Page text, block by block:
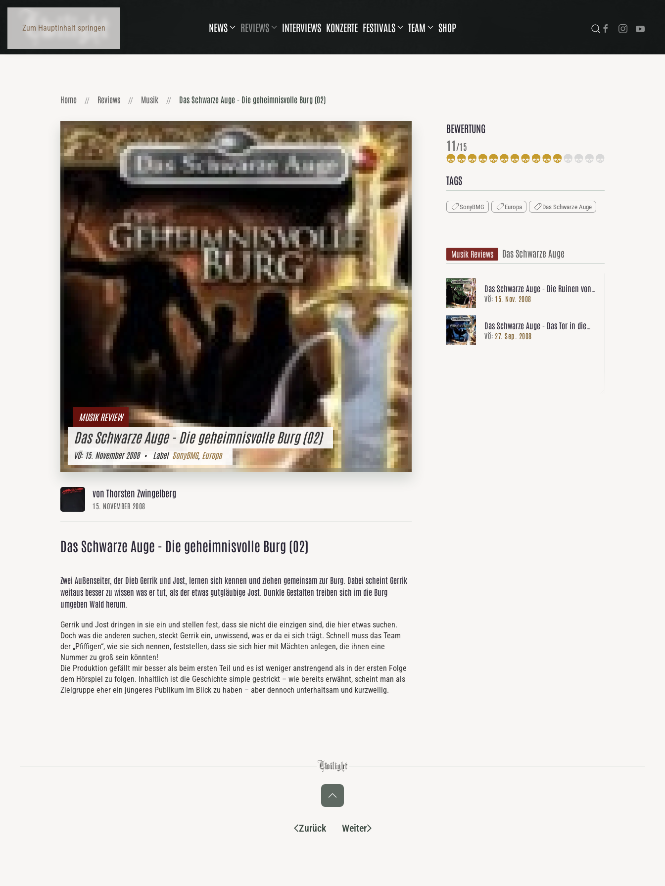
Zum Hauptinhalt springen NEWS REVIEWS INTERVIEWS KONZERTE FESTIVALS TEAM SHOP
Home Reviews Musik Das Schwarze Auge - Die geheimnisvolle Burg (02)
MUSIK REVIEW
Das Schwarze Auge - Die geheimnisvolle Burg (02)
VÖ:15. November 2008• Label SonyBMG, Europa
von Thorsten Zwingelberg
15. NOVEMBER 2008
Das Schwarze Auge - Die geheimnisvolle Burg (02)
Zwei Außenseiter, der Dieb Gerrik und Jost, lernen sich kennen und ziehen gemeinsam zur Burg. Dabei scheint Gerrik
weitaus besser zu wissen was er tut, als der etwas gutgläubige Jost. Dunkle Gestalten treiben sich im die Burg
umgeben Wald herum.
Gerrik und Jost dringen in sie ein und stellen fest, dass sie nicht die einzigen sind, die hier etwas suchen.
Doch was die anderen suchen, steckt Gerrik ein, unwissend, was er da ei sich trägt. Schnell muss das Team
der „Pfiffigen“, wie sie sich nennen, feststellen, dass sie sich hier mit Mächten anlegen, die ihnen eine
Nummer zu groß sein könnten!
Die Produktion gefällt mir besser als beim ersten Teil und es ist weniger anstrengend als in der ersten Folge
dem Hörspiel zu folgen. Inhaltlich ist die Geschichte simple gestrickt – wie bereits erwähnt, scheint man als
Zielgruppe eher ein jüngeres Publikum im Blick zu haben – aber dennoch unterhaltsam und kurzweilig.
BEWERTUNG
11/15
TAGS
SonyBMG Europa Das Schwarze Auge
Musik Reviews Das Schwarze Auge
Das Schwarze Auge - Die Ruinen von
Shaba Yal (03)
VÖ: 15. Nov. 2008
Das Schwarze Auge - Das Tor in die
Vergangenheit (1)
VÖ: 27. Sep. 2008
Zurück Weiter